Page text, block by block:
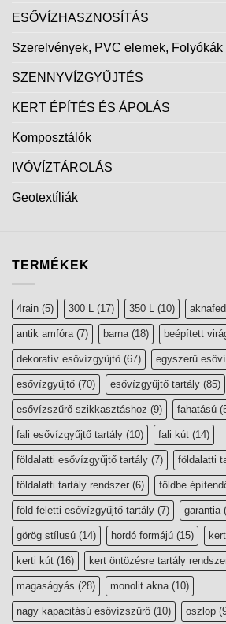
ESŐVÍZHASZNOSÍTÁS
Szerelvények, PVC elemek, Folyókák
SZENNYVÍZGYŰJTÉS
KERT ÉPÍTÉS ÉS ÁPOLÁS
Komposztálók
IVÓVÍZTÁROLÁS
Geotextíliák
TERMÉKEK
4rain (5) 300 L (17) 350 L (10)
antik amfóra(7) barna(18) beépített
dekoratív esővízgyűjtő (67) egyszerű
esővízgyűjtő (70) esővízgyűjtő tartály (85)
esővízszűrő szikkasztáshoz (9) fahatású
fali esővízgyűjtő tartály (10) fali kút (14)
földalatti esővízgyűjtő tartály (7) földalatti
földalatti tartály rendszer (6) földbe
föld feletti esővízgyűjtő tartály (7) garantia
görög stílusú (14) hordó formájú (15)
kerti kút (16) kert öntözésre tartály
magaságyás (28) monolit akna(10)
nagy kapacitású esővízszűrő (10) oszlop